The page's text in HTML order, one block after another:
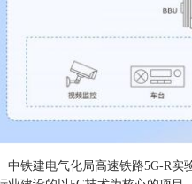
中铁建电气化局高速铁路5G-R实